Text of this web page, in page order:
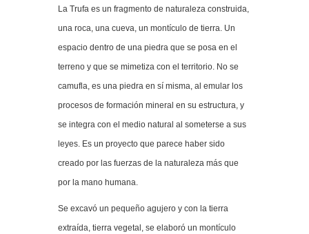
La Trufa es un fragmento de naturaleza construida,
una roca, una cueva, un montículo de tierra. Un
espacio dentro de una piedra que se posa en el
terreno y que se mimetiza con el territorio. No se
camufla, es una piedra en sí misma, al emular los
procesos de formación mineral en su estructura, y
se integra con el medio natural al someterse a sus
leyes. Es un proyecto que parece haber sido
creado por las fuerzas de la naturaleza más que
por la mano humana.
Se excavó un pequeño agujero y con la tierra
extraída, tierra vegetal, se elaboró un montículo